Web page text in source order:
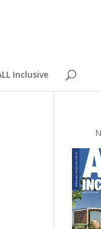
Inclusive